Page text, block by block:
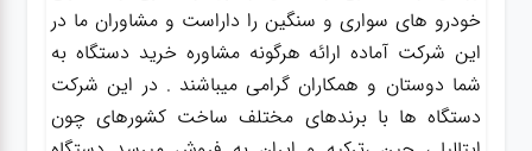
خودرو های سواری و سنگین را داراست و مشاوران ما در
این شرکت آماده ارائه هرگونه مشاوره خرید دستگاه به
شما دوستان و همکاران گرامی میباشند . در این شرکت
دستگاه ها با برندهای مختلف ساخت کشورهای چون